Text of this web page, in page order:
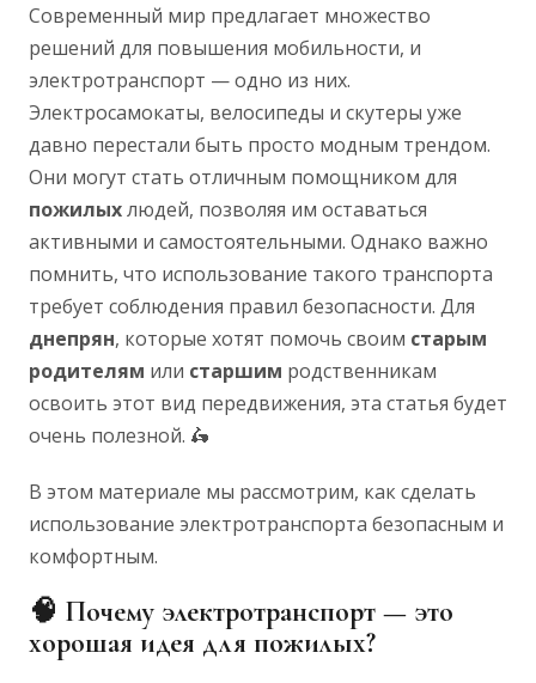
Современный мир предлагает множество
решений для повышения мобильности, и
электротранспорт — одно из них.
Электросамокаты, велосипеды и скутеры уже
давно перестали быть просто модным трендом.
Они могут стать отличным помощником для
пожилыхлюдей, позволяя им оставаться
активными и самостоятельными. Однако важно
помнить, что использование такого транспорта
требует соблюдения правил безопасности. Для
днепрян, которые хотят помочь своим старым
родителям или старшим родственникам
освоить этот вид передвижения, эта статья будет
очень полезной. 🛵
В этом материале мы рассмотрим, как сделать
использование электротранспорта безопасным и
комфортным.
🧠 Почему электротранспорт — это
хорошая идея для пожилых?